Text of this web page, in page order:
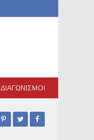
ΔΙΑΓΩΝΙΣΜΟΙ